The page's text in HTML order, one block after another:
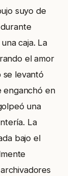
suyo de
caja. La
el amor
se levantó
enganchó en
una
La
bajo el